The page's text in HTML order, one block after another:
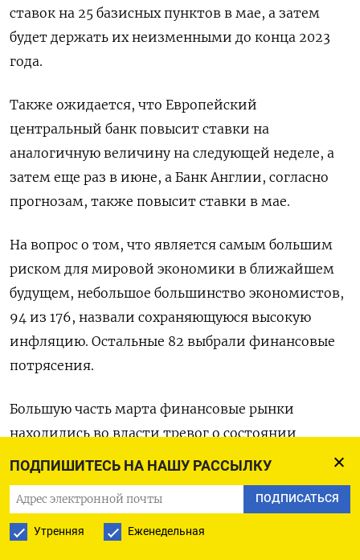
ПОДПИШИТЕСЬ НА НАШУ РАССЫЛКУ
ПОДПИСАТЬСЯ
Утренняя Еженедельная
ставок на 25 базисных пунктов в мае, а затем
будет держать их неизменными до конца 2023
года.
Также ожидается, что Европейский
центральный банк повысит ставки на
аналогичную величину на следующей неделе, а
затем еще раз в июне, а Банк Англии, согласно
прогнозам, также повысит ставки в мае.
На вопрос о том, что является самым большим
риском для мировой экономики в ближайшем
будущем, небольшое большинство экономистов,
94 из 176, назвали сохраняющуюся высокую
инфляцию. Остальные 82 выбрали финансовые
потрясения.
Большую часть марта финансовые рынки
находились во власти тревог о состоянии
здоровья региональных банков в США и Европе,
однако с тех пор опасения несколько улеглись.
«По мере ослабления страхов по поводу кризиса